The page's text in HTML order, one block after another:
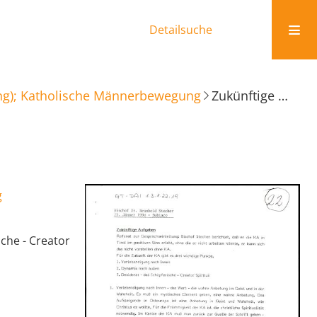
Detailsuche
Katholische Männerbewegung Zukünftige Aufgaben der KA
- Creator